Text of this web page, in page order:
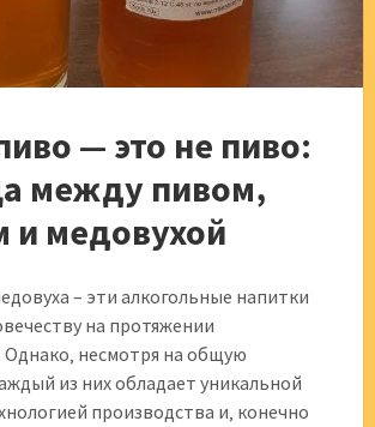
— это не пиво:
между пивом‚
и медовухой
– эти алкогольные напитки
на протяжении
Однако‚ несмотря на общую
из них обладает уникальной
производства и‚ конечно